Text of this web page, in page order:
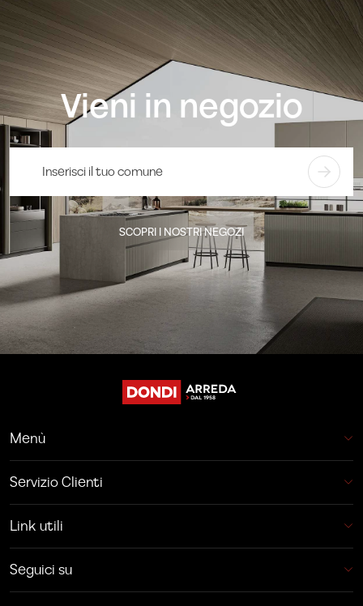
Vieni in negozio
SCOPRI I NOSTRI NEGOZI
Menù
Servizio Clienti
Link utili
Seguici su